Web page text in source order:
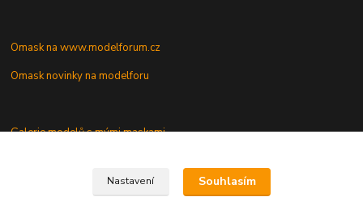
Omask na www.modelforum.cz
Omask novinky na modelforu
Galerie modelů s mými maskami
Nastavení Souhlasím